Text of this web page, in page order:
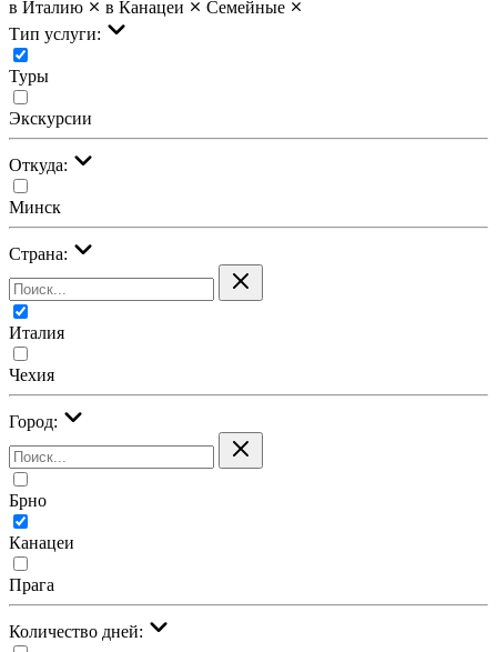
в Италию
в Канацеи
Семейные
Тип услуги:
Туры
Экскурсии
Откуда:
Минск
Страна:
Италия
Чехия
Город:
Брно
Канацеи
Прага
Количество дней: